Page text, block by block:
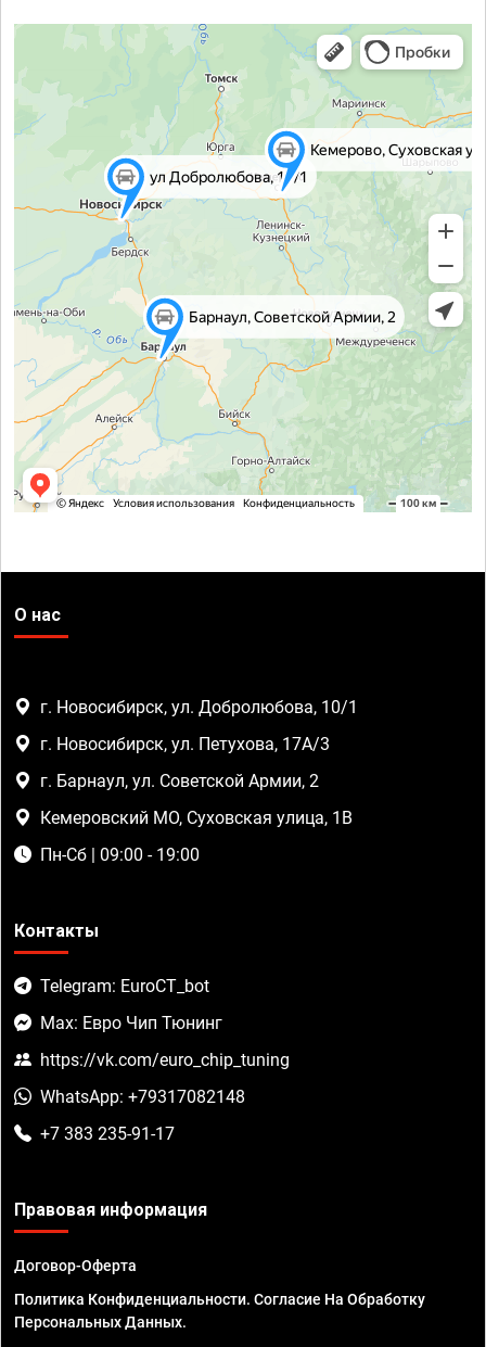
О нас
г. Новосибирск, ул. Добролюбова, 10/1
г. Новосибирск, ул. Петухова, 17А/3
г. Барнаул, ул. Советской Армии, 2
Кемеровский МО, Суховская улица, 1В
Пн-Сб | 09:00 - 19:00
Контакты
Telegram: EuroCT_bot
Max: Евро Чип Тюнинг
https://vk.com/euro_chip_tuning
WhatsApp: +79317082148
+7 383 235-91-17
Правовая информация
Договор-Оферта
Политика Конфиденциальности. Согласие На Обработку
Персональных Данных.